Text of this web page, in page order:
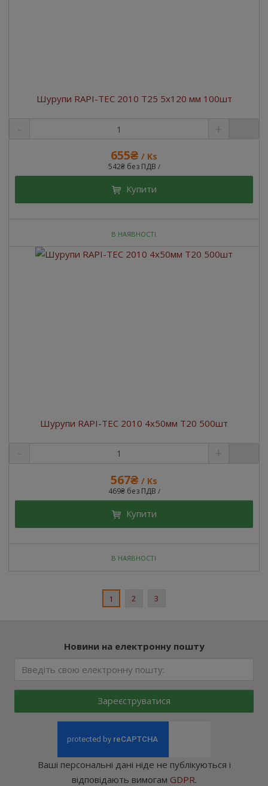
Шурупи RAPI-TEC 2010 T25 5x120 мм 100шт
655₴ / Ks
542₴ без ПДВ /
Купити
В НАЯВНОСТІ
Шурупи RAPI-TEC 2010 4x50мм T20 500шт
567₴ / Ks
469₴ без ПДВ /
Купити
В НАЯВНОСТІ
1 2 3
Новини на електронну пошту
Зареєструватися
Ваші персональні дані ніде не публікуються і
відповідають вимогам GDPR.